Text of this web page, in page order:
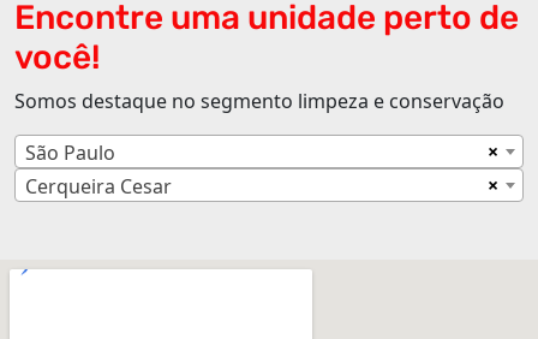
Encontre uma unidade perto de
você!
Somos destaque no segmento limpeza e conservação
×
São Paulo
×
Cerqueira Cesar